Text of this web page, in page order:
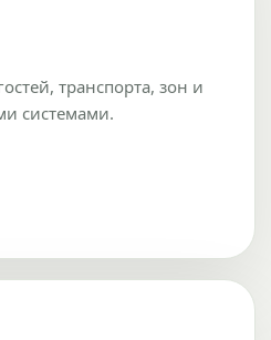
транспорта, зон и
системами.